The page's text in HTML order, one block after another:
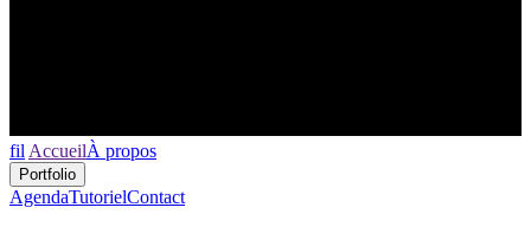
fil AccueilÀ propos
Portfolio
AgendaTutorielContact